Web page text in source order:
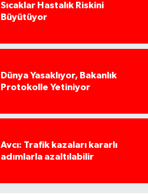
Sıcaklar Hastalık Riskini
Büyütüyor
Dünya Yasaklıyor, Bakanlık
Protokolle Yetiniyor
Avcı: Trafik kazaları kararlı
adımlarla azaltılabilir